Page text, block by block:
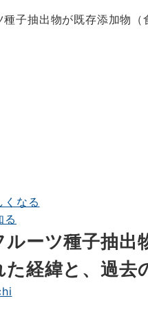
子抽出物が既存添加物
くなる
る
ーツ種子抽出
経緯と、過去